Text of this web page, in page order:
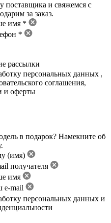
и свяжемся с
за заказ.
имя *
*
рассылки
персональных данных ,
соглашения,
и оферты
в подарок? Намекните об
(имя)
получателя
имя
e-mail
персональных данных и